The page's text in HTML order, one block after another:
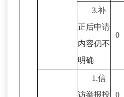
3.补
正后申请
内容仍不
明确
0
1.信
访举报投
0